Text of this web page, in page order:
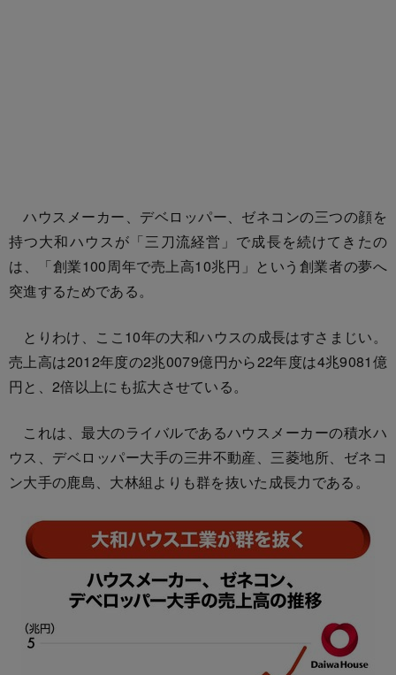
ハウスメーカー、デベロッパー、ゼネコンの三つの顔を
持つ大和ハウスが「三刀流経営」で成長を続けてきたの
は、「創業100周年で売上高10兆円」という創業者の夢へ
突進するためである。
とりわけ、ここ10年の大和ハウスの成長はすさまじい。
売上高は2012年度の2兆0079億円から22年度は4兆9081億
円と、2倍以上にも拡大させている。
これは、最大のライバルであるハウスメーカーの積水ハ
ウス、デベロッパー大手の三井不動産、三菱地所、ゼネコ
ン大手の鹿島、大林組よりも群を抜いた成長力である。